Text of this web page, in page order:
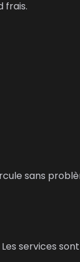
frais.
sans
services